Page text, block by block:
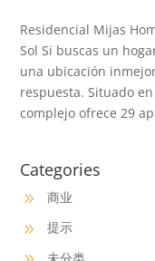
Residencial Mijas
Sol Si buscas un
una ubicación
respuesta. Situado
complejo ofrece 29
Categories
9 商业
9 提示
未分类